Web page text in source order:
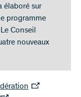
élaboré sur
programme
Conseil
nouveaux